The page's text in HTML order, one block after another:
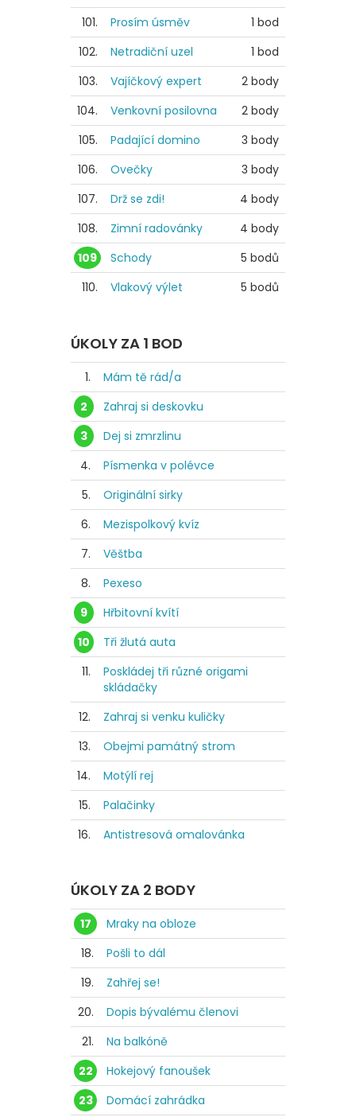
101. Prosím úsměv
1 bod
102.
Netradiční uzel
1 bod
103.
Vajíčkový expert
2 body
104.
Venkovní posilovna
2 body
105.
Padající domino
3 body
106.
Ovečky
3 body
107.
Drž se zdi!
4 body
108.
Zimní radovánky
4 body
109
Schody
5 bodů
110.
Vlakový výlet 5 bodů
ÚKOLY ZA 1 BOD
1.
Mám tě rád/a
2
Zahraj si deskovku
3
Dej si zmrzlinu
4.
Písmenka v polévce
5.
Originální sirky
6.
Mezispolkový kvíz
7.
Věštba
8.
Pexeso
9
Hřbitovní kvítí
10
Tři žlutá auta
11.
Poskládej tři různé origami
skládačky
12.
Zahraj si venku kuličky
13.
Obejmi památný strom
14.
Motýlí rej
15.
Palačinky
16.
Antistresová omalovánka
ÚKOLY ZA 2 BODY
17
Mraky na obloze
18.
Pošli to dál
19.
Zahřej se!
20.
Dopis bývalému členovi
21.
Na balkóně
22
Hokejový fanoušek
23
Domácí zahrádka